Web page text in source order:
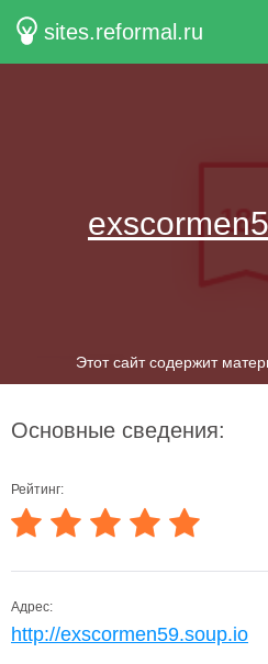
sites.reformal.ru
Этот сайт содержит
Основные сведения:
Рейтинг:
Адрес:
http://exscormen59.soup.io